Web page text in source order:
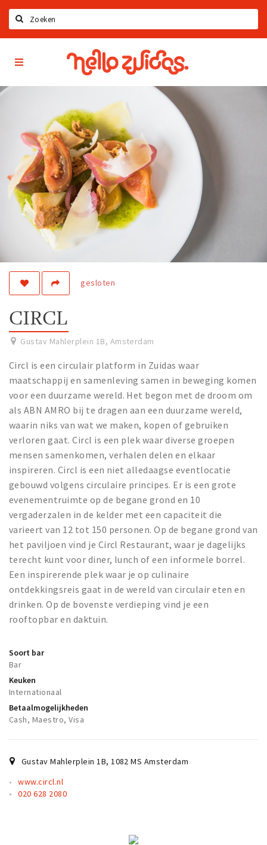
Home
Latest news
Upcoming events
Zuidas Jobs
Offers & Deals
Restaurants
Bars
Hotels
Shops
Live
Work
Travel
Sports & leisure
Magazine
Columns
Interviews
Hello Zuidas Articles
About Hello Zuidas
Programme
Membership
Contact
Inloggen
Hello
Zuidas
App
gesloten
CIRCL
Gustav Mahlerplein 1B, Amsterdam
Circl is een circulair platform in Zuidas waar
maatschappij en samenleving samen in beweging komen
voor een duurzame wereld. Het begon met de droom om
als ABN AMRO bij te dragen aan een duurzame wereld,
waarin niks van wat we maken, kopen of gebruiken
verloren gaat. Circl is een plek waar diverse groepen
mensen samenkomen, verhalen delen en elkaar
inspireren. Circl is een niet alledaagse eventlocatie
gebouwd volgens circulaire principes. Er is een grote
evenementruimte op de begane grond en 10
vergaderzalen in de kelder met een capaciteit die
varieert van 12 tot 150 personen. Op de begane grond van
het paviljoen vind je Circl Restaurant, waar je dagelijks
terecht kunt voor diner, lunch of een informele borrel.
Een inspirerende plek waar je op culinaire
ontdekkingsreis gaat in de wereld van circulair eten en
drinken. Op de bovenste verdieping vind je een
rooftopbar en daktuin.
Soort bar
Bar
Keuken
Internationaal
Betaalmogelijkheden
Cash, Maestro, Visa
Gustav Mahlerplein 1B,1082 MS Amsterdam
www.circl.nl
020 628 2080